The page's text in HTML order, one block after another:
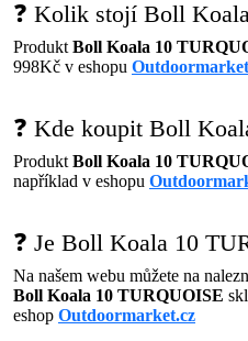
❓ Kolik stojí Boll
Produkt Boll Koala 10
998Kč v eshopu
❓ Kde koupit Boll
Produkt Boll Koala 10
například v eshopu
❓ Je Boll Koala 10
Na našem webu můžete na
Boll Koala 10 TURQUOISE
eshop Outdoormarket.cz